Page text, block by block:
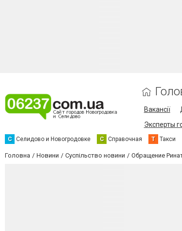
Вакансії
Эксперты
С Селидово и Новогродовке С Справочная Т Такси
Головна Новини Суспільство новини Обращение